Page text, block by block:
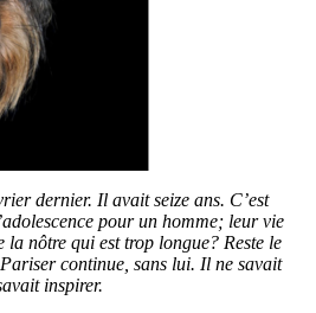
dernier. Il avait seize ans. C’est
pour un homme; leur vie
la nôtre qui est trop longue? Reste le
continue, sans lui. Il ne savait
inspirer.